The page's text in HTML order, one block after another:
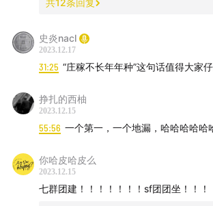
共12条回复
史炎nacl
2023.12.17
31:25 “庄稼不长年年种”这句话值得大家
挣扎的西柚
2023.12.15
55:56 一个第一，一个地漏，哈哈哈哈哈
你哈皮哈皮么
2023.12.15
七群团建！！！！！！！sf团团坐！！！